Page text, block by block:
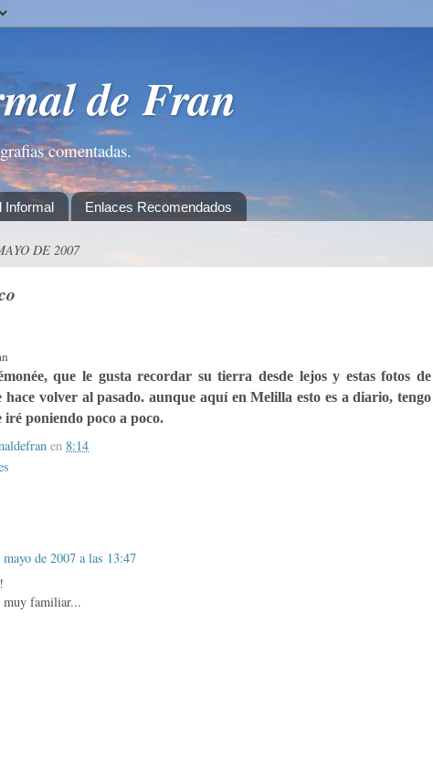
de Fran
comentadas.
Informal Enlaces Recomendados
DE 2007
que le gusta recordar su tierra desde lejos y estas fotos de
volver al pasado. aunque aquí en Melilla esto es a diario, tengo
iré poniendo poco a poco.
en 8:14
mayo de 2007 a las 13:47
muy familiar...